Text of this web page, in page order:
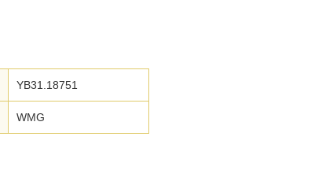
YB31.18751
WMG